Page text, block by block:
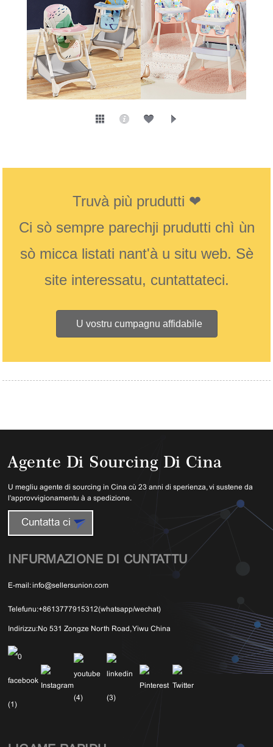
Truvà più prudutti ❤
Ci sò sempre parechji prudutti chì ùn
sò micca listati nant'à u situ web. Sè
site interessatu, cuntattateci.
U vostru cumpagnu affidabile
Agente Di Sourcing Di Cina
U megliu agente di sourcing in Cina cù 23 anni di sperienza, vi sustene da
l'approvvigionamentu à a spedizione.
Cuntatta ci
INFURMAZIONE DI CUNTATTU
E-mail: info@sellersunion.com
Telefunu:+8613777915312(whatsapp/wechat)
Indirizzu:No 531 Zongze North Road, Yiwu China